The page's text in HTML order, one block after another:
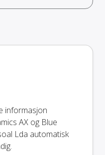
informasjon
AX og Blue
Lda automatisk